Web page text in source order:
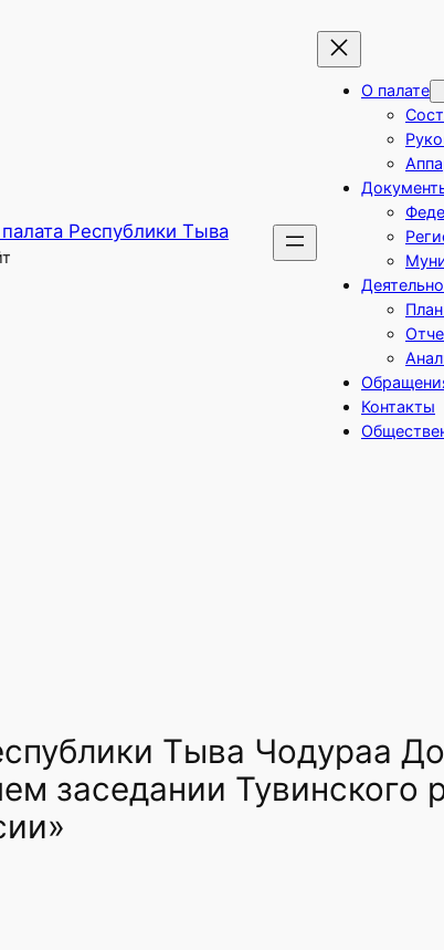
Республики Тыва
О палате
Контакты
Тыва Чодураа
заседании Тувинского